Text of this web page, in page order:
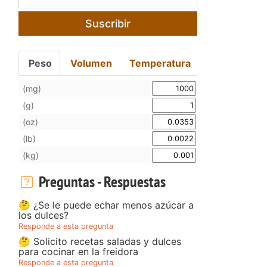
Suscribir
Peso Volumen Temperatura
(mg)
(g)
(oz)
(lb)
(kg)
Preguntas - Respuestas
🤔 ¿Se le puede echar menos azúcar a
los dulces?
Responde a esta pregunta
🤔 Solicito recetas saladas y dulces
para cocinar en la freidora
Responde a esta pregunta